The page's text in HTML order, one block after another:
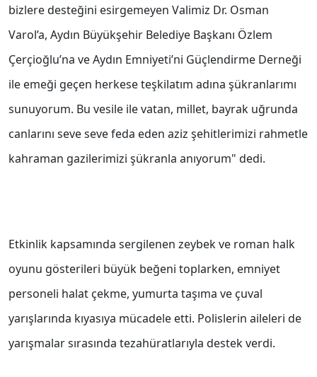
bizlere desteğini esirgemeyen Valimiz Dr. Osman
Varol’a, Aydın Büyükşehir Belediye Başkanı Özlem
Çerçioğlu’na ve Aydın Emniyeti’ni Güçlendirme Derneği
ile emeği geçen herkese teşkilatım adına şükranlarımı
sunuyorum. Bu vesile ile vatan, millet, bayrak uğrunda
canlarını seve seve feda eden aziz şehitlerimizi rahmetle
kahraman gazilerimizi şükranla anıyorum" dedi.
Etkinlik kapsamında sergilenen zeybek ve roman halk
oyunu gösterileri büyük beğeni toplarken, emniyet
personeli halat çekme, yumurta taşıma ve çuval
yarışlarında kıyasıya mücadele etti. Polislerin aileleri de
yarışmalar sırasında tezahüratlarıyla destek verdi.